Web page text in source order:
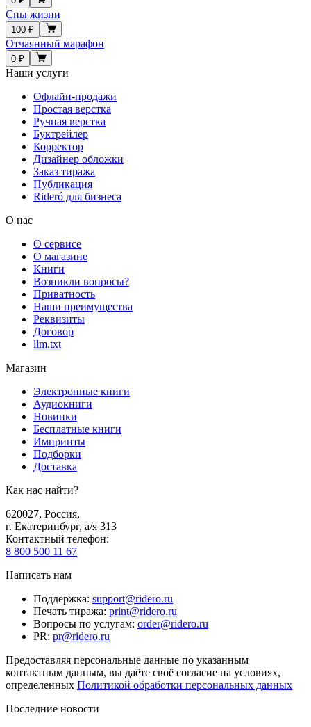
Сны жизни
100 ₽
Отчаянный марафон
0 ₽
Наши услуги
Офлайн-продажи
Простая верстка
Ручная верстка
Буктрейлер
Корректор
Дизайнер обложки
Заказ тиража
Публикация
Rideró для бизнеса
О нас
О сервисе
О магазине
Книги
Возникли вопросы?
Приватность
Наши преимущества
Реквизиты
Договор
llm.txt
Магазин
Электронные книги
Аудиокниги
Новинки
Бесплатные книги
Импринты
Подборки
Доставка
Как нас найти?
620027, Россия,
г. Екатеринбург, а/я 313
Контактный телефон:
8 800 500 11 67
Написать нам
Поддержка: support@ridero.ru
Печать тиража: print@ridero.ru
Вопросы по услугам: order@ridero.ru
PR: pr@ridero.ru
Предоставляя персональные данные по указанным
контактным данным, вы даёте своё согласие на условиях,
определенных Политикой обработки персональных данных
Последние новости